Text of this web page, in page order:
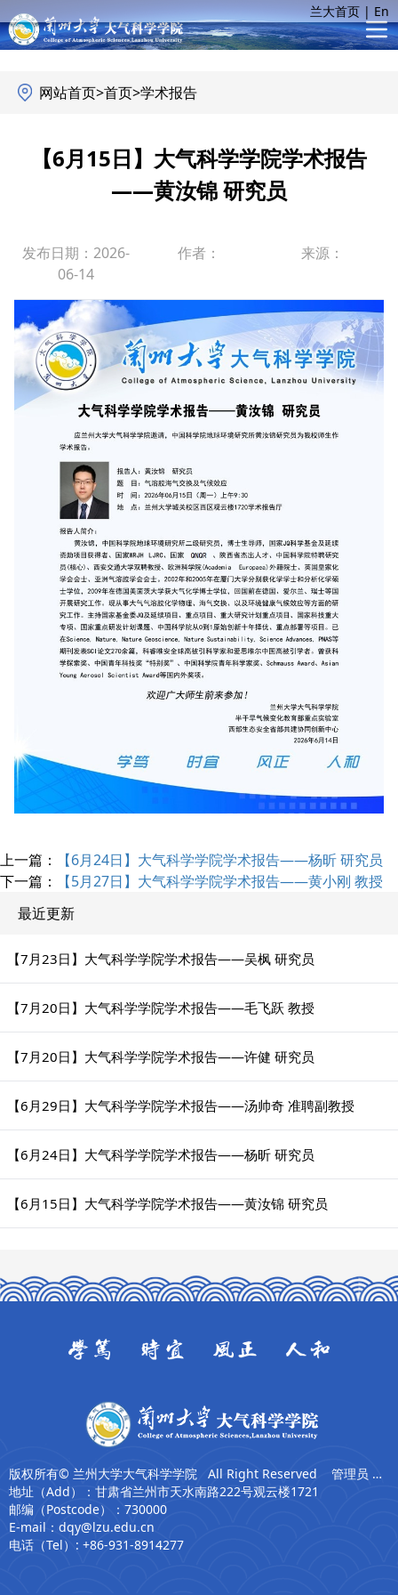
兰大首页 | En
网站首页>首页>学术报告
【6月15日】大气科学学院学术报告
——黄汝锦 研究员
发布日期：2026-
06-14
作者： 来源：
上一篇：
【6月24日】大气科学学院学术报告——杨昕 研究员
下一篇：
【5月27日】大气科学学院学术报告——黄小刚 教授
最近更新
【7月23日】大气科学学院学术报告——吴枫 研究员
【7月20日】大气科学学院学术报告——毛飞跃 教授
【7月20日】大气科学学院学术报告——许健 研究员
【6月29日】大气科学学院学术报告——汤帅奇 准聘副教授
【6月24日】大气科学学院学术报告——杨昕 研究员
【6月15日】大气科学学院学术报告——黄汝锦 研究员
版权所有© 兰州大学大气科学学院 All Right Reserved 管理员 张卫东
地址（Add）：甘肃省兰州市天水南路222号观云楼1721
邮编（Postcode）：730000
E-mail：dqy@lzu.edu.cn
电话（Tel）: +86-931-8914277